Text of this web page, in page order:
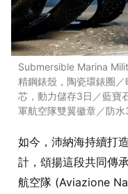
Submersible Marina
精鋼錶殼，陶瓷環錶圈
芯，動力儲存3日／藍寶
軍航空隊雙翼徽章／防
如今，沛納海持續打
計，頌揚這段共同傳
航空隊 (Aviazione